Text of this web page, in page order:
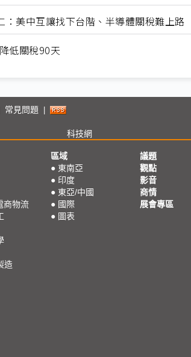
美中互讓找下台階、半導體關稅難上路
低關稅90天
常見問題
科技網
商物流
造
區域
● 東南亞
● 印度
● 東亞/中國
● 國際
● 圖表
議題
觀點
影音
商情
展會專區